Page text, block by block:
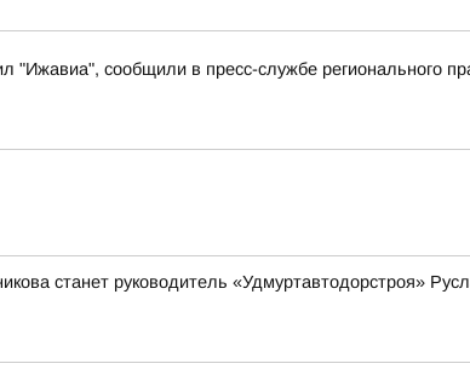
"Ижавиа", сообщили в пресс-службе регионального
станет руководитель «Удмуртавтодорстроя»